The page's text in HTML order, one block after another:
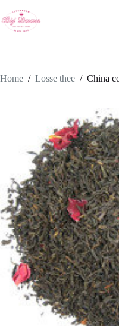
naar
de
Home / Losse thee / China